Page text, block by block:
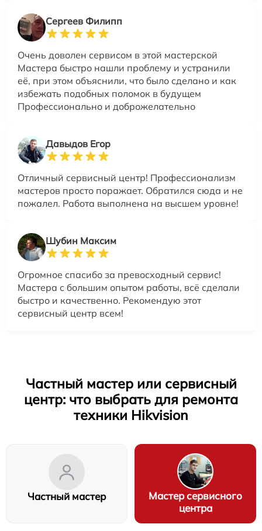
Сергеев Филипп
Очень доволен сервисом в этой мастерской
Мастера быстро нашли проблему и устранили
её, при этом объяснили, что было сделано и как
избежать подобных поломок в будущем
Профессионально и доброжелательно
Давыдов Егор
Отличный сервисный центр! Профессионализм
мастеров просто поражает. Обратился сюда и не
пожалел. Работа выполнена на высшем уровне!
Шубин Максим
Огромное спасибо за превосходный сервис!
Мастера с большим опытом работы, всё сделали
быстро и качественно. Рекомендую этот
сервисный центр всем!
Частный мастер или сервисный
центр: что выбрать для ремонта
техники Hikvision
Частный мастер
Мастер сервисного
центра